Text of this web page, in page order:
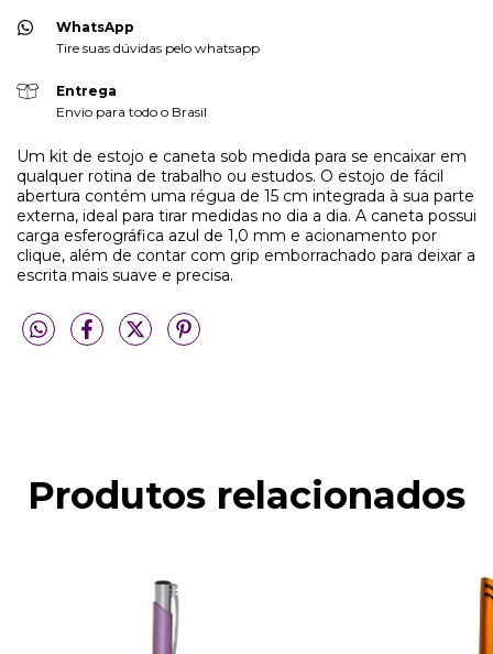
WhatsApp
Tire suas dúvidas pelo whatsapp
Entrega
Envio para todo o Brasil
Um kit de estojo e caneta sob medida para se encaixar em
qualquer rotina de trabalho ou estudos. O estojo de fácil
abertura contém uma régua de 15 cm integrada à sua parte
externa, ideal para tirar medidas no dia a dia. A caneta possui
carga esferográfica azul de 1,0 mm e acionamento por
clique, além de contar com grip emborrachado para deixar a
escrita mais suave e precisa.
Produtos relacionados